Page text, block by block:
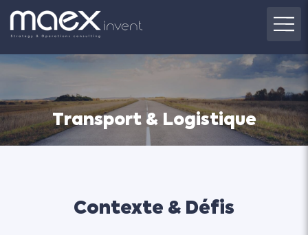
Transport & Logistique
Contexte & Défis